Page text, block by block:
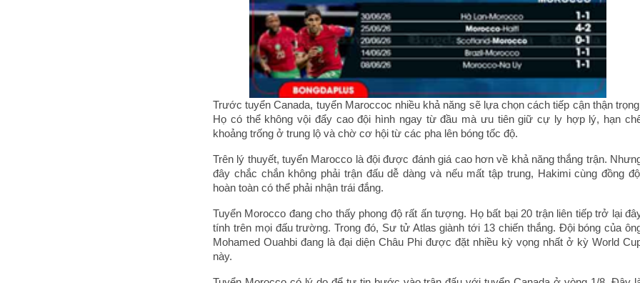
Trước tuyển Canada, tuyển Maroccoc nhiều khả năng sẽ lựa chọn cách tiếp cận thận
Họ có thể không vội đẩy cao đội hình ngay từ đầu mà ưu tiên giữ cự ly hợp lý, hạn
khoảng trống ở trung lộ và chờ cơ hội từ các pha lên bóng tốc độ.
Trên lý thuyết, tuyển Marocco là đội được đánh giá cao hơn về khả năng thắng trận.
đây chắc chắn không phải trận đấu dễ dàng và nếu mất tập trung, Hakimi cùng đồng
hoàn toàn có thể phải nhận trái đắng.
Tuyển Morocco đang cho thấy phong độ rất ấn tượng. Họ bất bại 20 trận liên tiếp trở lại
tính trên mọi đấu trường. Trong đó, Sư tử Atlas giành tới 13 chiến thắng. Đội bóng của
Mohamed Ouahbi đang là đại diện Châu Phi được đặt nhiều kỳ vọng nhất ở kỳ World
này.